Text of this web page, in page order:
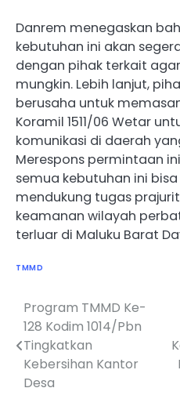
Danrem menegaskan
kebutuhan ini akan
dengan pihak terkait
mungkin. Lebih lanjut,
berusaha untuk
Koramil 1511/06 Wetar
komunikasi di daerah
Merespons permintaan
semua kebutuhan ini
mendukung tugas
keamanan wilayah
terluar di Maluku Barat
TMMD
Navigasi
pos
Program TMMD Ke-
128 Kodim 1014/Pbn
Tingkatkan
Kebersihan Kantor
Desa